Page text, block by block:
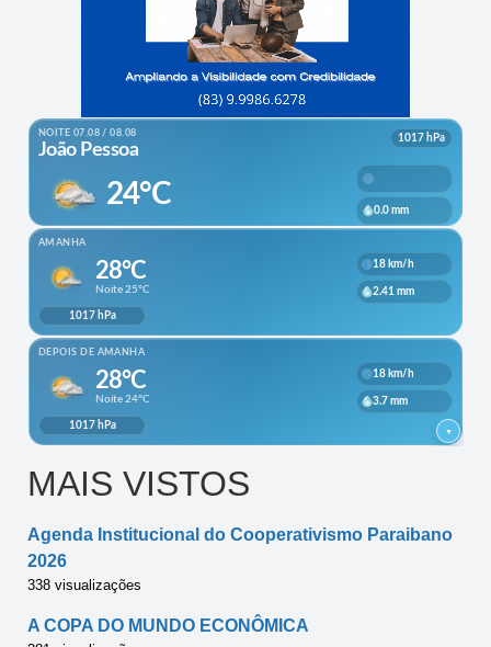
MAIS VISTOS
Agenda Institucional do Cooperativismo Paraibano
2026
338 visualizações
A COPA DO MUNDO ECONÔMICA